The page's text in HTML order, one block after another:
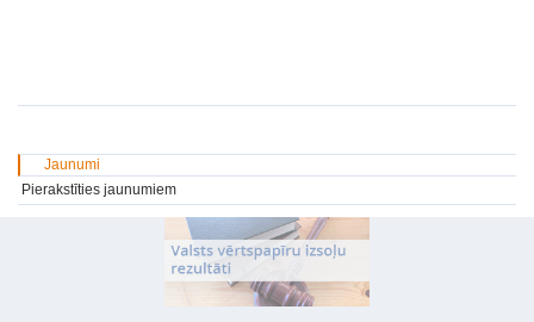
Jaunumi
Pierakstīties jaunumiem